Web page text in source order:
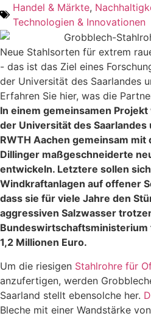
Handel & Märkte,
Technologien & Innovationen
Neue Stahlsorten für extrem
- das ist das Ziel eines
der Universität des Saarlandes
Erfahren Sie hier, was die
In einem gemeinsamen
der Universität des
RWTH Aachen gemeinsam
Dillinger maßgeschneiderte
entwickeln. Letztere sollen
Windkraftanlagen auf offener
dass sie für viele Jahre den
aggressiven Salzwasser
1,2 Millionen Euro.
Um die riesigen Stahlrohre für
anzufertigen, werden
Saarland stellt ebensolche her.
Bleche mit einer Wandstärke